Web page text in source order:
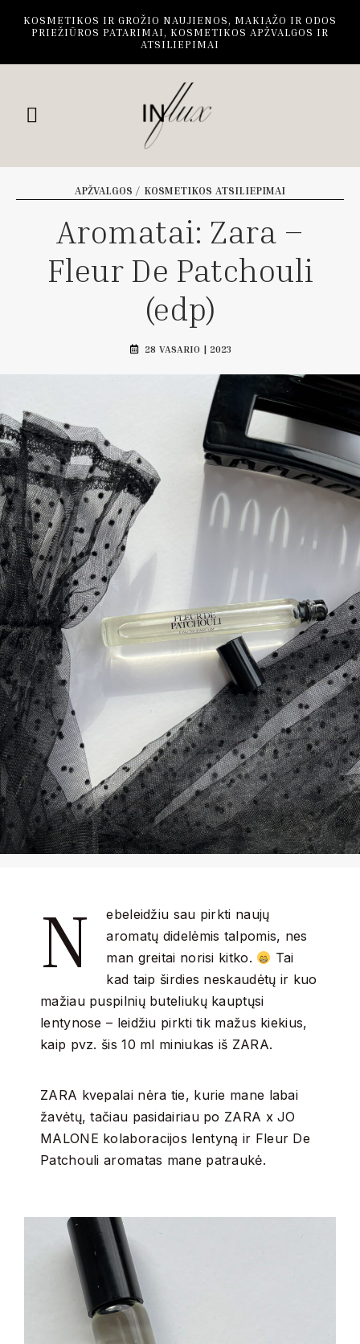
KOSMETIKOS IR GROŽIO NAUJIENOS, MAKIAŽO IR ODOS
PRIEŽIŪROS PATARIMAI, KOSMETIKOS APŽVALGOS IR
ATSILIEPIMAI
APŽVALGOS / KOSMETIKOS ATSILIEPIMAI
Aromatai: Zara –
Fleur De Patchouli
(edp)
28 VASARIO | 2023
N
ebeleidžiu sau pirkti naujų
aromatų didelėmis talpomis, nes
man greitai norisi kitko.
Tai
kad taip širdies neskaudėtų ir kuo
mažiau puspilnių buteliukų kauptųsi
lentynose – leidžiu pirkti tik mažus kiekius,
kaip pvz. šis 10 ml miniukas iš ZARA.
ZARA kvepalai nėra tie, kurie mane labai
žavėtų, tačiau pasidairiau po ZARA x JO
MALONE kolaboracijos lentyną ir Fleur De
Patchouli aromatas mane patraukė.